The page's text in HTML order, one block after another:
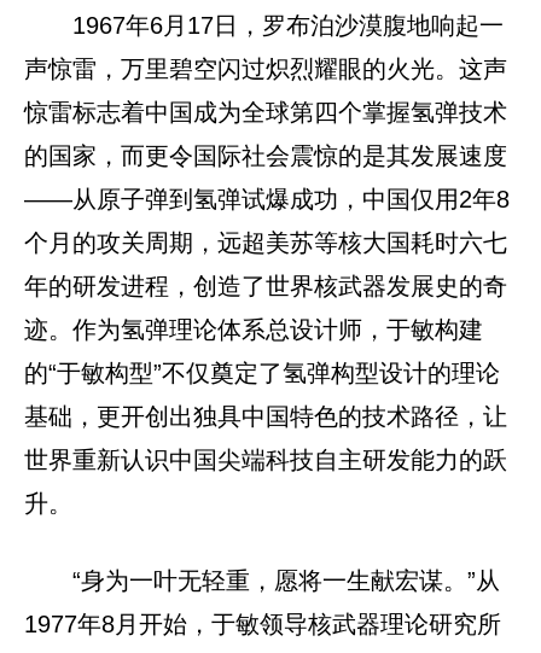
1967年6月17日，罗布泊沙漠腹地响起一
声惊雷，万里碧空闪过炽烈耀眼的火光。这声
惊雷标志着中国成为全球第四个掌握氢弹技术
的国家，而更令国际社会震惊的是其发展速度
——从原子弹到氢弹试爆成功，中国仅用2年8
个月的攻关周期，远超美苏等核大国耗时六七
年的研发进程，创造了世界核武器发展史的奇
迹。作为氢弹理论体系总设计师，于敏构建
的“于敏构型”不仅奠定了氢弹构型设计的理论
基础，更开创出独具中国特色的技术路径，让
世界重新认识中国尖端科技自主研发能力的跃
升。
“身为一叶无轻重，愿将一生献宏谋。”从
1977年8月开始，于敏领导核武器理论研究所